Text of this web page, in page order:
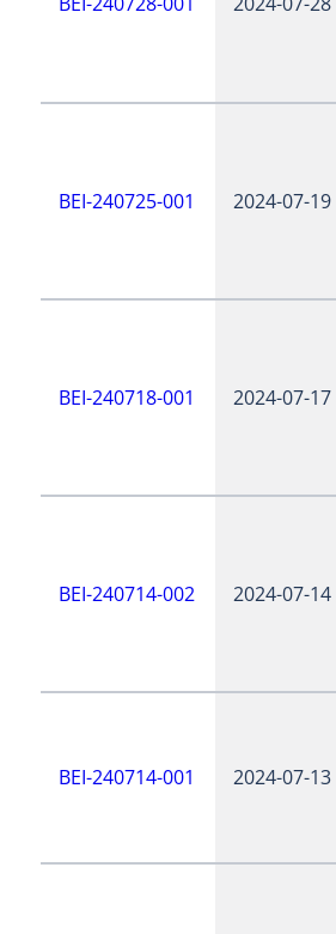
BEI-240725-001 2024-07-19
BEI-240718-001 2024-07-17
BEI-240714-002 2024-07-14
BEI-240714-001 2024-07-13